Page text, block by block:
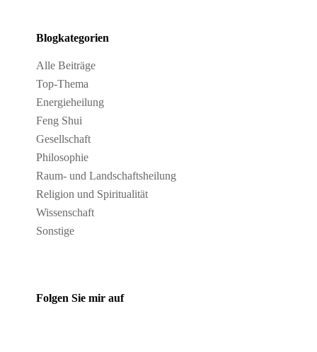
Blogkategorien
Alle Beiträge
Top-Thema
Energieheilung
Feng Shui
Gesellschaft
Philosophie
Raum- und Landschaftsheilung
Religion und Spiritualität
Wissenschaft
Sonstige
Folgen Sie mir auf